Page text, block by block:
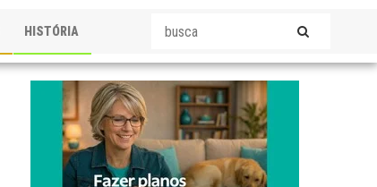
HISTÓRIA